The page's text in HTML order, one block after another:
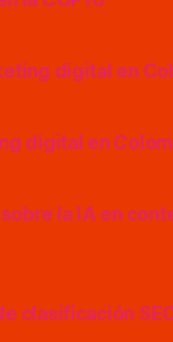
digital en
digital en
la IA en
clasificación